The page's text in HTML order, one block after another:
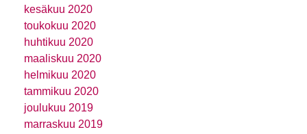
kesäkuu 2020
toukokuu 2020
huhtikuu 2020
maaliskuu 2020
helmikuu 2020
tammikuu 2020
joulukuu 2019
marraskuu 2019